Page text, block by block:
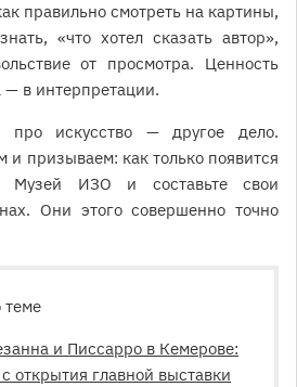
правильно смотреть на картины,
«что хотел сказать автор»,
от просмотра. Ценность
— в интерпретации.
про искусство — другое дело.
и призываем: как только появится
Музей ИЗО и составьте свои
Они этого совершенно точно
и Писсарро в Кемерове:
открытия главной выставки